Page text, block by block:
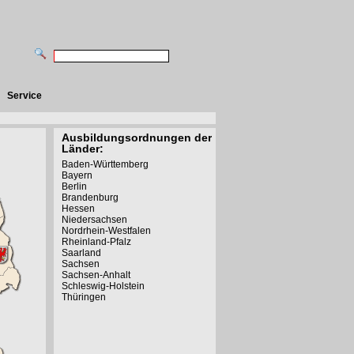
Service
Ausbildungsordnungen der
Länder:
Baden-Württemberg
Bayern
Berlin
Brandenburg
Hessen
Niedersachsen
Nordrhein-Westfalen
Rheinland-Pfalz
Saarland
Sachsen
Sachsen-Anhalt
Schleswig-Holstein
Thüringen